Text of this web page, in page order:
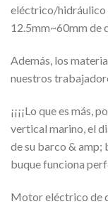
eléctrico/hidráulico
12.5mm~60mm de
Además, los
nuestros
¡¡¡¡Lo que es
vertical marino, el
de su barco & amp;
buque funciona
Motor eléctrico de